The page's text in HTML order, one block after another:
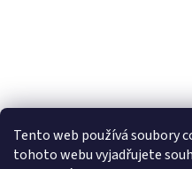
Tento web používá soubory
tohoto webu vyjadřujete